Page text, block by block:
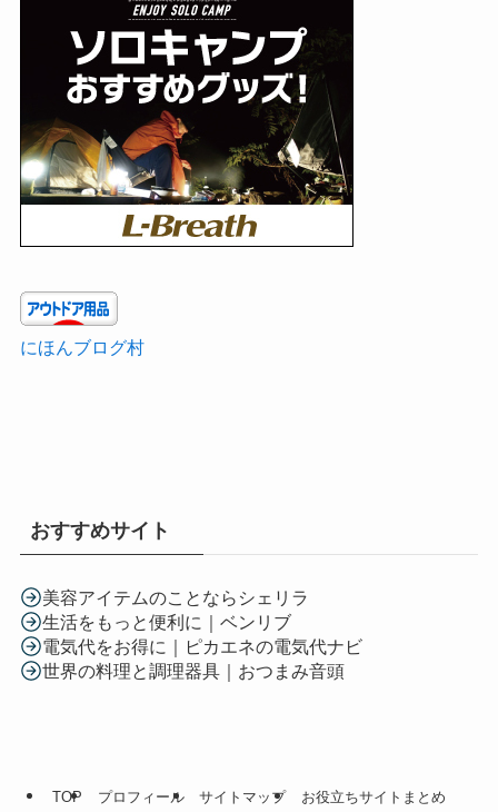
にほんブログ村
おすすめサイト
美容アイテムのことならシェリラ
生活をもっと便利に｜ベンリブ
電気代をお得に｜ピカエネの電気代ナビ
世界の料理と調理器具｜おつまみ音頭
TOP プロフィール サイトマップ お役立ちサイトまとめ